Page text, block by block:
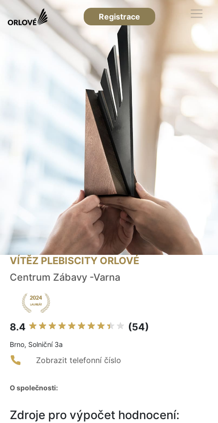
Registrace
VÍTĚZ PLEBISCITY ORLOVÉ
Centrum Zábavy -Varna
8.4 (54)
Brno, Solniční 3a
Zobrazit telefonní číslo
O společnosti:
Zdroje pro výpočet hodnocení: